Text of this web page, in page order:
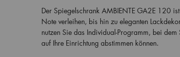
Der Spiegelschrank AMBIENTE GA2E 120 ist
Note verleihen, bis hin zu eleganten
nutzen Sie das Individual-Programm, bei
auf Ihre Einrichtung abstimmen können.